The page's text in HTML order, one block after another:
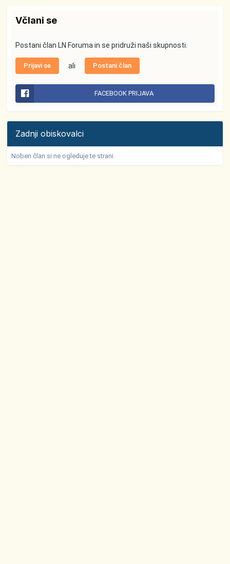
Včlani se
Postani član LN Foruma in se pridruži naši skupnosti.
Prijavi se ali Postani član
FACEBOOK PRIJAVA
Zadnji obiskovalci
Noben član si ne ogleduje te strani.